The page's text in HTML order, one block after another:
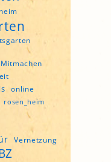
Mitmachen
online
rosen_heim
Vernetzung